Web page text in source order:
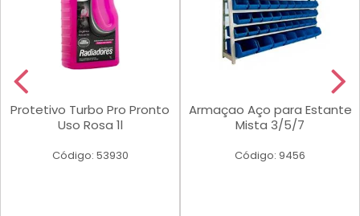
Protetivo Turbo Pro Pronto
Uso Rosa 1l
Código: 53930
Armaçao Aço para Estante
Mista 3/5/7
Código: 9456